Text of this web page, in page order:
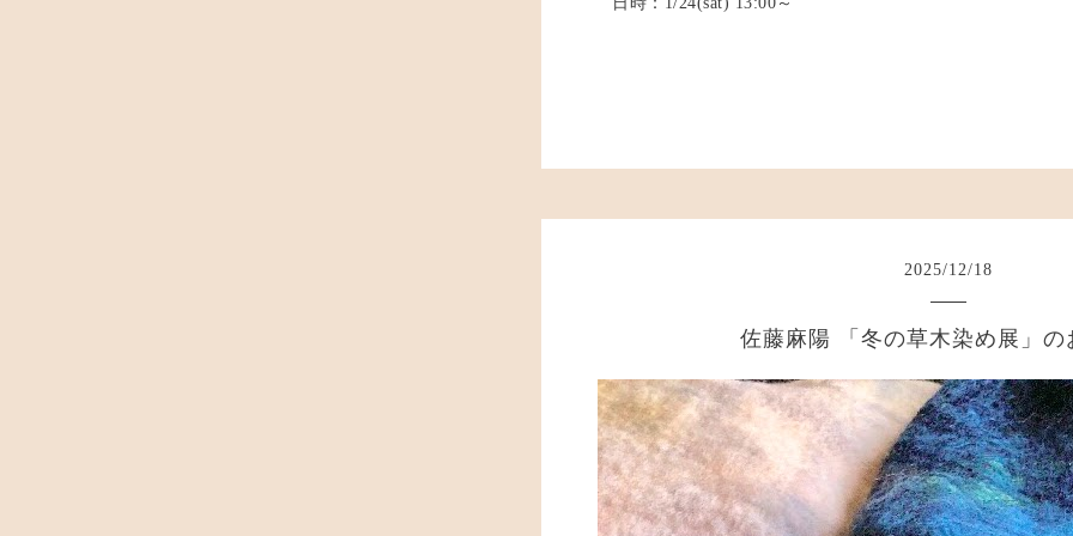
2025/12/18
佐藤麻陽 「冬の草木染め展」の